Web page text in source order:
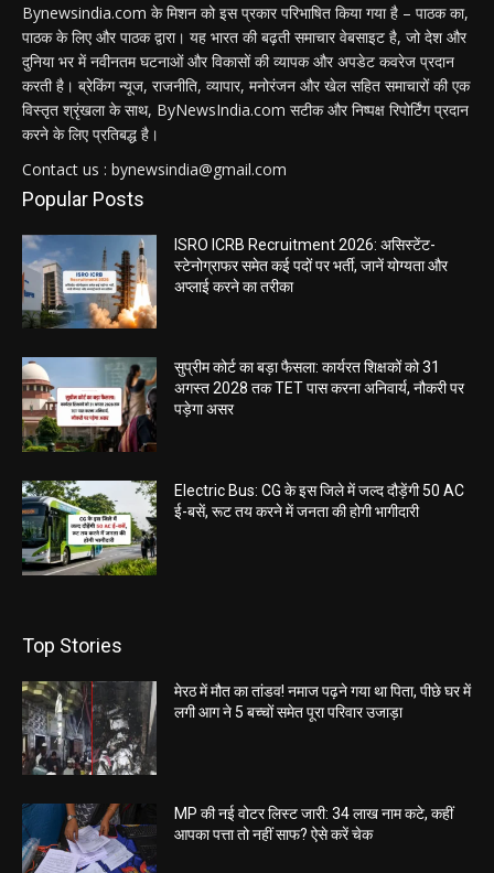
Bynewsindia.com के मिशन को इस प्रकार परिभाषित किया गया है – पाठक का,
पाठक के लिए और पाठक द्वारा। यह भारत की बढ़ती समाचार वेबसाइट है, जो देश और
दुनिया भर में नवीनतम घटनाओं और विकासों की व्यापक और अपडेट कवरेज प्रदान
करती है। ब्रेकिंग न्यूज, राजनीति, व्यापार, मनोरंजन और खेल सहित समाचारों की एक
विस्तृत श्रृंखला के साथ, ByNewsIndia.com सटीक और निष्पक्ष रिपोर्टिंग प्रदान
करने के लिए प्रतिबद्ध है।
Contact us : bynewsindia@gmail.com
Popular Posts
ISRO ICRB Recruitment 2026: असिस्टेंट-
स्टेनोग्राफर समेत कई पदों पर भर्ती, जानें योग्यता और
अप्लाई करने का तरीका
सुप्रीम कोर्ट का बड़ा फैसला: कार्यरत शिक्षकों को 31
अगस्त 2028 तक TET पास करना अनिवार्य, नौकरी पर
पड़ेगा असर
Electric Bus: CG के इस जिले में जल्द दौड़ेंगी 50 AC
ई-बसें, रूट तय करने में जनता की होगी भागीदारी
Top Stories
मेरठ में मौत का तांडव! नमाज पढ़ने गया था पिता, पीछे घर में
लगी आग ने 5 बच्चों समेत पूरा परिवार उजाड़ा
MP की नई वोटर लिस्ट जारी: 34 लाख नाम कटे, कहीं
आपका पत्ता तो नहीं साफ? ऐसे करें चेक